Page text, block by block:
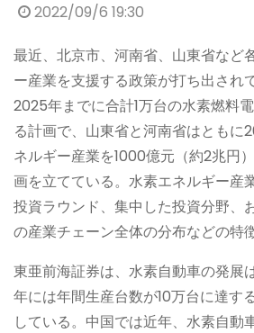
2022/09/6 19:30
最近、北京市、河南省、山東省など
ー産業を支援する政策が打ち出され
2025年までに合計1万台の水素燃料
る計画で、山東省と河南省はともに
ネルギー産業を1000億元（約2兆円
画を立てている。水素エネルギー産
投資ラウンド、集中した投資分野、
の産業チェーン全体の分布などの特
東亜前海証券は、水素自動車の発展
年には年間生産台数が10万台に達す
している。中国では近年、水素自動